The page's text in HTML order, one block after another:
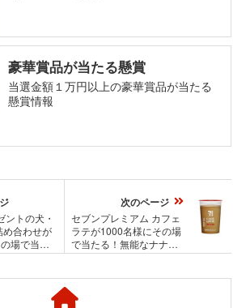
豪華賞品が当たる懸賞
当選金額１万円以上の豪華賞品が当たる
懸賞情報
ントの犬・
め合わせが
場で当た
トフードの
次のページ
セブンプレミアム カフェ
ラテが1000名様にその場
で当たる！無能なナナの
Twitterプレゼントキャン